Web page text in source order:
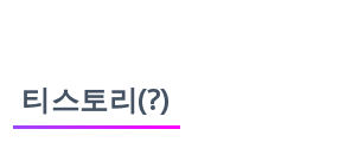
티스토리(?)